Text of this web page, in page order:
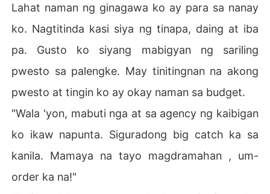
Lahat naman ng ginagawa ko ay para sa nanay
ko. Nagtitinda kasi siya ng tinapa, daing at iba
pa. Gusto ko siyang mabigyan ng sariling
pwesto sa palengke. May tinitingnan na akong
pwesto at tingin ko ay okay naman sa budget.
"Wala 'yon, mabuti nga at sa agency ng kaibigan
ko ikaw napunta. Siguradong big catch ka sa
kanila. Mamaya na tayo magdramahan , um-
order ka na!"